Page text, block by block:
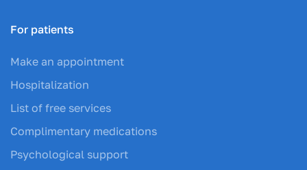
For patients
Make an appointment
Hospitalization
List of free services
Complimentary medications
Psychological support